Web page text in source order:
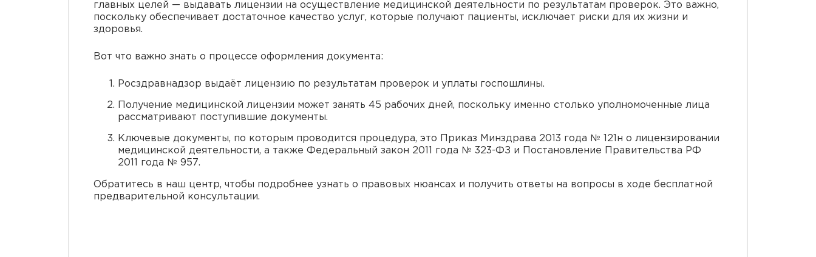
главных целей — выдавать лицензии на осуществление медицинской деятельности по результатам проверок. Это важно,
поскольку обеспечивает достаточное качество услуг, которые получают пациенты, исключает риски для их жизни и
здоровья.
Вот что важно знать о процессе оформления документа:
Росздравнадзор выдаёт лицензию по результатам проверок и уплаты госпошлины.
Получение медицинской лицензии может занять 45 рабочих дней, поскольку именно столько уполномоченные лица
рассматривают поступившие документы.
Ключевые документы, по которым проводится процедура, это Приказ Минздрава 2013 года № 121н о лицензировании
медицинской деятельности, а также Федеральный закон 2011 года № 323-ФЗ и Постановление Правительства РФ
2011 года № 957.
Обратитесь в наш центр, чтобы подробнее узнать о правовых нюансах и получить ответы на вопросы в ходе бесплатной
предварительной консультации.